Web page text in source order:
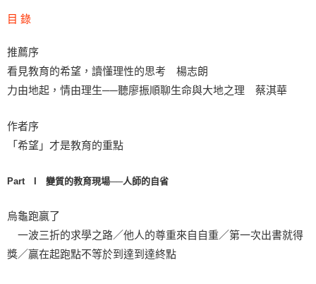
目 錄
推薦序
看見教育的希望，讀懂理性的思考 楊志朗
力由地起，情由理生──聽廖振順聊生命與大地之理 蔡淇華
作者序
「希望」才是教育的重點
Part I 變質的教育現場──人師的自省
烏龜跑贏了
一波三折的求學之路／他人的尊重來自自重／第一次出書就得
獎／贏在起跑點不等於到達到達終點